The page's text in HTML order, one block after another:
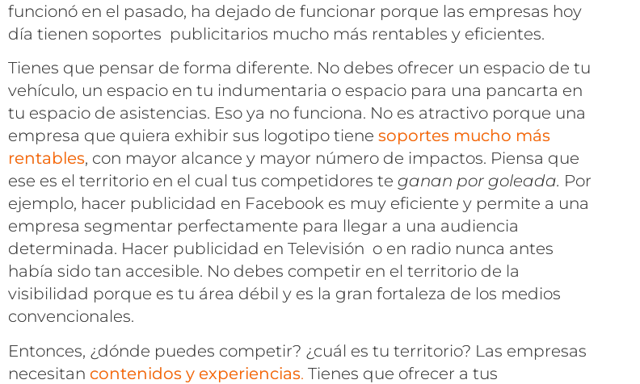
funcionó en el pasado, ha dejado de funcionar porque las empresas hoy
día tienen soportes publicitarios mucho más rentables y eficientes.
Tienes que pensar de forma diferente. No debes ofrecer un espacio de tu
vehículo, un espacio en tu indumentaria o espacio para una pancarta en
tu espacio de asistencias. Eso ya no funciona. No es atractivo porque una
empresa que quiera exhibir sus logotipo tiene soportes mucho más
rentables, con mayor alcance y mayor número de impactos. Piensa que
ese es el territorio en el cual tus competidores te ganan por goleada. Por
ejemplo, hacer publicidad en Facebook es muy eficiente y permite a una
empresa segmentar perfectamente para llegar a una audiencia
determinada. Hacer publicidad en Televisión o en radio nunca antes
había sido tan accesible. No debes competir en el territorio de la
visibilidad porque es tu área débil y es la gran fortaleza de los medios
convencionales.
Entonces, ¿dónde puedes competir? ¿cuál es tu territorio? Las empresas
necesitan contenidos y experiencias. Tienes que ofrecer a tus